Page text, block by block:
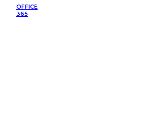
OFFICE
365